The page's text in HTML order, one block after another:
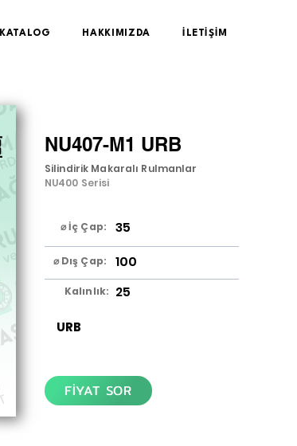
KATALOG HAKKIMIZDA İLETİŞİM
NU407-M1 URB
Silindirik Makaralı Rulmanlar
NU400 Serisi
⌀ İç Çap: 35
⌀ Dış Çap: 100
Kalınlık: 25
URB
FİYAT SOR